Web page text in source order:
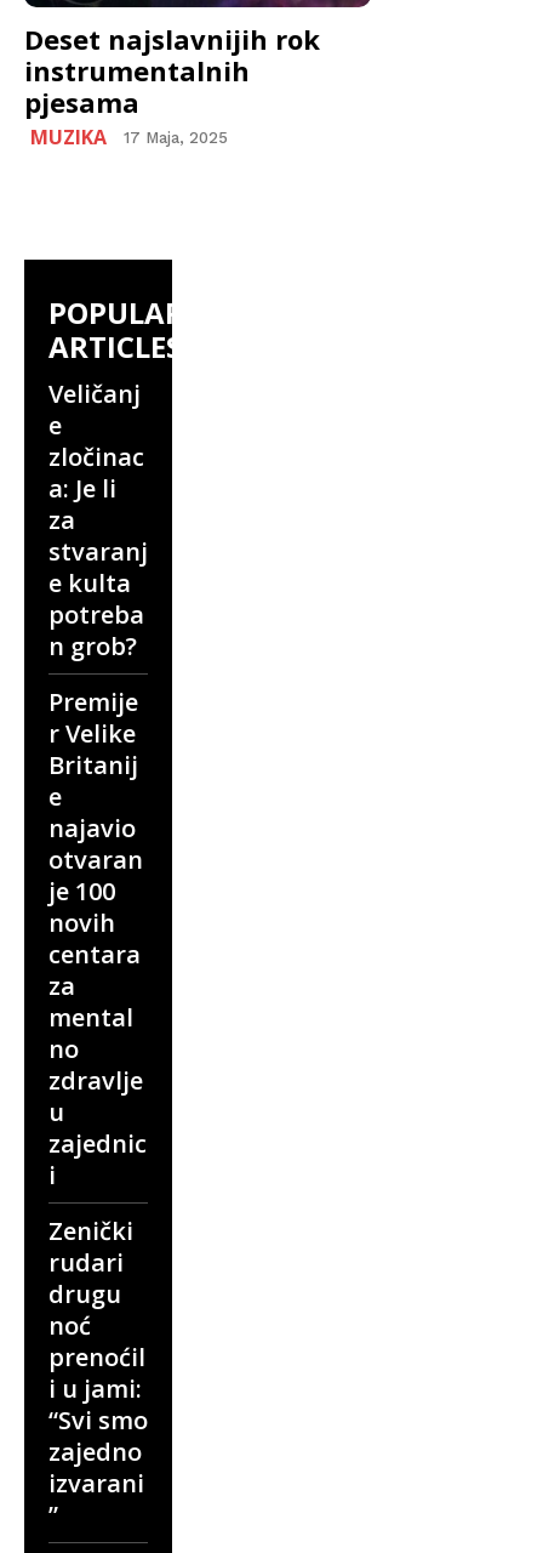
Deset najslavnijih rok
instrumentalnih
pjesama
MUZIKA 17 Maja, 2025
POPULAR
ARTICLES
Veličanj
e
zločinac
a: Je li
za
stvaranj
e kulta
potreba
n grob?
Premije
r Velike
Britanij
e
najavio
otvaran
je 100
novih
centara
za
mental
no
zdravlje
u
zajednic
i
Zenički
rudari
drugu
noć
prenoćil
i u jami:
“Svi smo
zajedno
izvarani
”